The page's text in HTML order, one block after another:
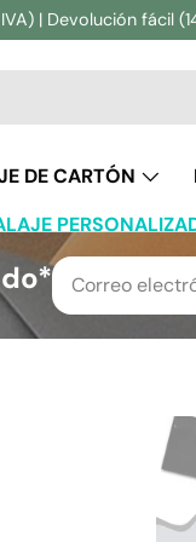
| Devolución fácil
DE CARTÓN